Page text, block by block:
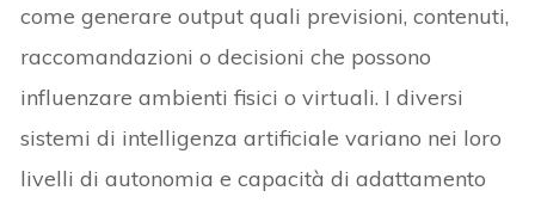
come generare output quali previsioni, contenuti,
raccomandazioni o decisioni che possono
influenzare ambienti fisici o virtuali. I diversi
sistemi di intelligenza artificiale variano nei loro
livelli di autonomia e capacità di adattamento